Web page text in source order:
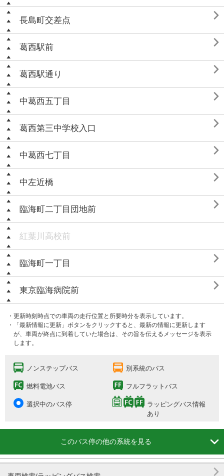
長島町交差点 
葛西駅前 
葛西駅通り 
中葛西五丁目 
葛西第三中学校入口 
中葛西七丁目 
中左近橋 
臨海町二丁目団地前 
紅葉川高校前
臨海町一丁目 
東京臨海病院前 
・更新時刻時点での車両の走行位置と所要時分を表示しています。
・「最新情報に更新」ボタンをクリックすると、最新の情報に更新します
が、車両が終点に到着していた場合は、その旨を伝えるメッセージを表示
します。
ノンステップバス 別系統のバス
燃料電池バス フルフラットバス
選択中のバス停
ラッピングバス情報
あり
このバス停の他の系統を見る 
